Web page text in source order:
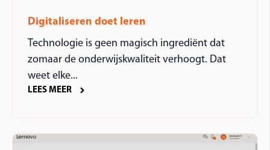
Digitaliseren doet leren
Technologie is geen magisch ingrediënt dat
zomaar de onderwijskwaliteit verhoogt. Dat
weet elke...
LEES MEER